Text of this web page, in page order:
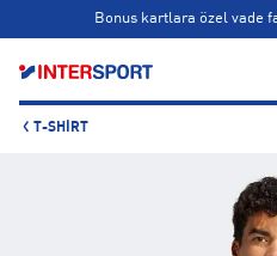
Bonus kartlara özel vade
T-SHIRT